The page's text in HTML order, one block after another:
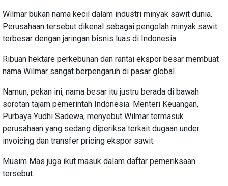
Wilmar bukan nama kecil dalam industri minyak sawit dunia.
Perusahaan tersebut dikenal sebagai pengolah minyak sawit
terbesar dengan jaringan bisnis luas di Indonesia.
Ribuan hektare perkebunan dan rantai ekspor besar membuat
nama Wilmar sangat berpengaruh di pasar global.
Namun, pekan ini, nama besar itu justru berada di bawah
sorotan tajam pemerintah Indonesia. Menteri Keuangan,
Purbaya Yudhi Sadewa, menyebut Wilmar termasuk
perusahaan yang sedang diperiksa terkait dugaan under
invoicing dan transfer pricing ekspor sawit.
Musim Mas juga ikut masuk dalam daftar pemeriksaan
tersebut.